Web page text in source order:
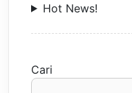
Hot News!
Cari